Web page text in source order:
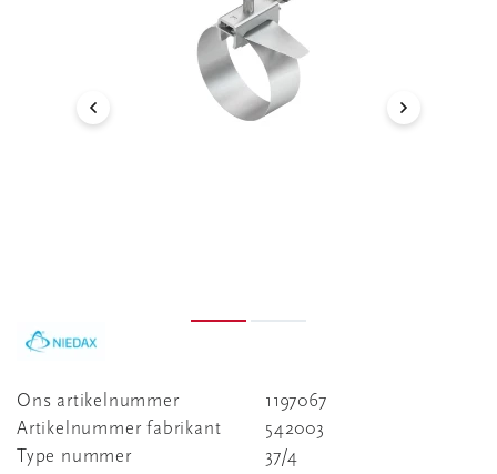
Ons artikelnummer
1197067
Artikelnummer fabrikant
542003
Type nummer
37/4